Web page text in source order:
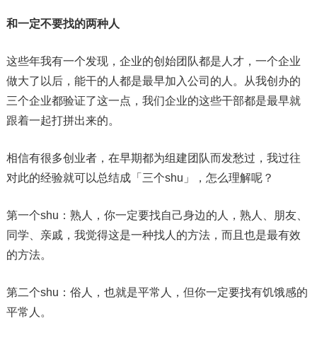
和一定不要找的两种人
这些年我有一个发现，企业的创始团队都是人才，一个企业
做大了以后，能干的人都是最早加入公司的人。从我创办的
三个企业都验证了这一点，我们企业的这些干部都是最早就
跟着一起打拼出来的。
相信有很多创业者，在早期都为组建团队而发愁过，我过往
对此的经验就可以总结成「三个shu」，怎么理解呢？
第一个shu：熟人，你一定要找自己身边的人，熟人、朋友、
同学、亲戚，我觉得这是一种找人的方法，而且也是最有效
的方法。
第二个shu：俗人，也就是平常人，但你一定要找有饥饿感的
平常人。